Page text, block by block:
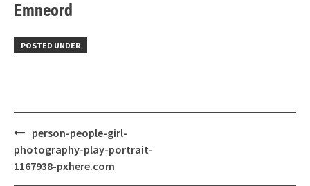
Emneord
POSTED UNDER
Post
navigation
person-people-girl-
photography-play-portrait-
1167938-pxhere.com